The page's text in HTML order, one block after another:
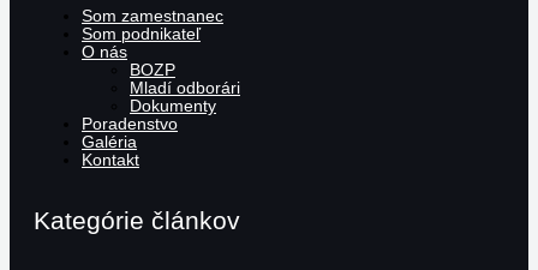
Som zamestnanec
Som podnikateľ
O nás
BOZP
Mladí odborári
Dokumenty
Poradenstvo
Galéria
Kontakt
Kategórie článkov